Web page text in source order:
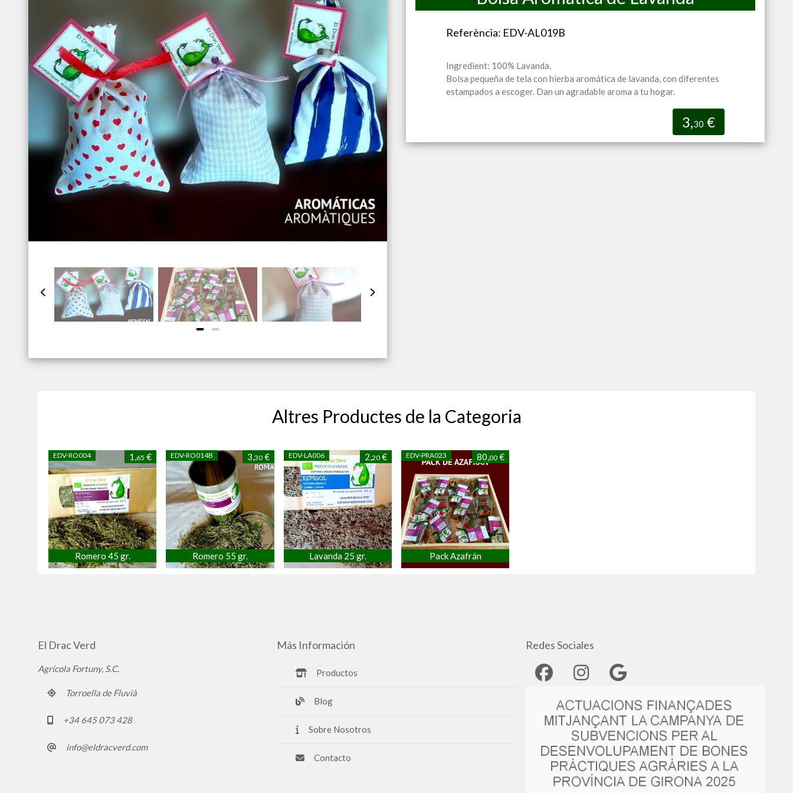
Referència: EDV-AL019B
Ingredient: 100% Lavanda.
Bolsa pequeña de tela con hierba aromática de lavanda, con diferentes
estampados a escoger. Dan un agradable aroma a tu hogar.
3,30 €
Altres Productes de la Categoria
EDV-RO004 1,65 €
Romero 45 gr.
EDV-RO014B 3,30€
Romero 55 gr.
EDV-LA006 2,20€
Lavanda 25 gr.
EDV-PRA023 80,00 €
Pack Azafrán
El Drac Verd
Agrícola Fortuny, S.C.
Torroella de Fluvià
+34 645 073 428
info@eldracverd.com
Más Información
Productos
Blog
Sobre Nosotros
Contacto
Redes Sociales